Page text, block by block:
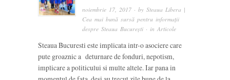
noiembrie 17, 2017 · bySteaua Libera |
Cea mai bună sursă pentru informații
despre Steaua București · inArticole
Steaua Bucuresti este implicata intr-o asociere care
pute groaznic a deturnare de fonduri, nepotism,
implicare a politicului si multe altele. Iar pana in